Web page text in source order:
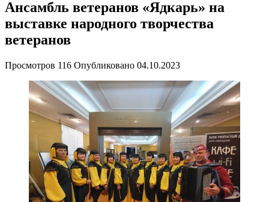
Ансамбль ветеранов «Ядкарь» на
выставке народного творчества
ветеранов
Просмотров 116 Опубликовано 04.10.2023